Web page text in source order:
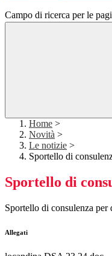
Campo di ricerca per le
Home >
Novità >
Le notizie >
Sportello di
Sportello di
Sportello di consulenza
Allegati